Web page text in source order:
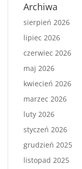
Archiwa
sierpień 2026
lipiec 2026
czerwiec 2026
maj 2026
kwiecień 2026
marzec 2026
luty 2026
styczeń 2026
grudzień 2025
listopad 2025